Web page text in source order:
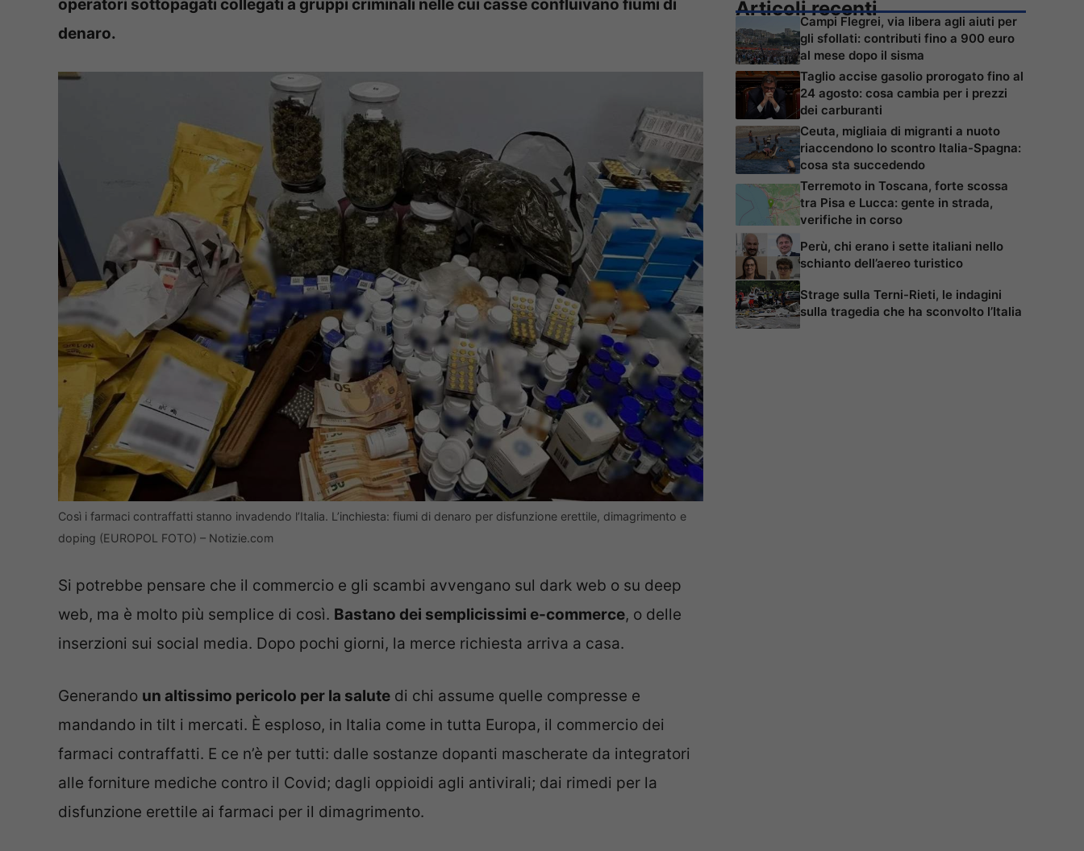
operatori sottopagati collegati a gruppi criminali nelle cui casse confluivano fiumi di
denaro.
Così i farmaci contraffatti stanno invadendo l’Italia. L’inchiesta: fiumi di denaro per disfunzione erettile, dimagrimento e
doping (EUROPOL FOTO) – Notizie.com
Si potrebbe pensare che il commercio e gli scambi avvengano sul dark web o su deep
web, ma è molto più semplice di così. Bastano dei semplicissimi e-commerce, o delle
inserzioni sui social media. Dopo pochi giorni, la merce richiesta arriva a casa.
Generando un altissimo pericolo per la salute di chi assume quelle compresse e
mandando in tilt i mercati. È esploso, in Italia come in tutta Europa, il commercio dei
farmaci contraffatti. E ce n’è per tutti: dalle sostanze dopanti mascherate da integratori
alle forniture mediche contro il Covid; dagli oppioidi agli antivirali; dai rimedi per la
disfunzione erettile ai farmaci per il dimagrimento.
Articoli recenti
Campi Flegrei, via libera agli aiuti per
gli sfollati: contributi fino a 900 euro
al mese dopo il sisma
Taglio accise gasolio prorogato fino al
24 agosto: cosa cambia per i prezzi
dei carburanti
Ceuta, migliaia di migranti a nuoto
riaccendono lo scontro Italia-Spagna:
cosa sta succedendo
Terremoto in Toscana, forte scossa
tra Pisa e Lucca: gente in strada,
verifiche in corso
Perù, chi erano i sette italiani nello
schianto dell’aereo turistico
Strage sulla Terni-Rieti, le indagini
sulla tragedia che ha sconvolto l’Italia